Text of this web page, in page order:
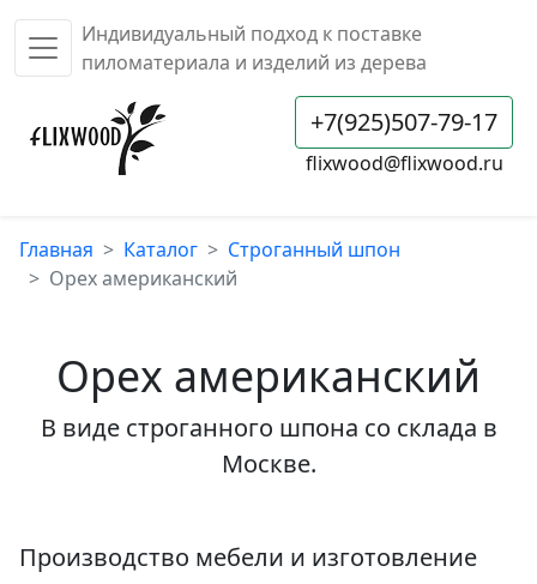
Индивидуальный подход к поставке
пиломатериала и изделий из дерева
+7(925)507-79-17
flixwood@flixwood.ru
Главная Каталог
Строганный шпон
Орех американский
Орех американский
В виде строганного шпона со склада в
Москве.
Производство мебели и изготовление